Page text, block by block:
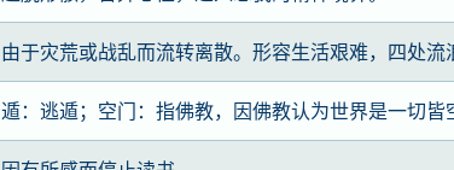
由于灾荒或战乱而流转离散。形容生活艰难，四处流
遁：逃遁；空门：指佛教，因佛教认为世界是一切皆